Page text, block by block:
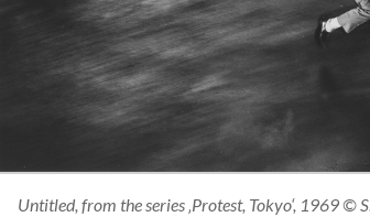
Untitled, from the series ‚Protest, Tokyo‘, 1969 ©